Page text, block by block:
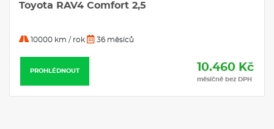
Toyota RAV4 Comfort 2,5
10000 km / rok 36 měsíců
PROHLÉDNOUT 10.460 Kč
měsíčně bez DPH